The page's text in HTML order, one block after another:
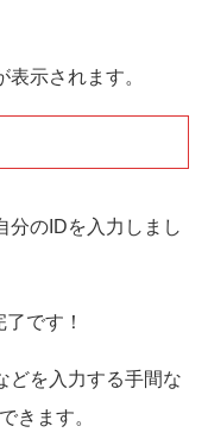
示されます。
分のIDを入力しまし
です！
どを入力する手間な
きます。